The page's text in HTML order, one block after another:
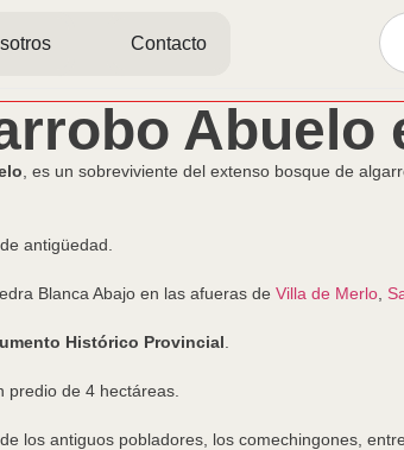
Contacto
Abuelo
, es un sobreviviente del extenso bosque de
antigüedad.
Blanca Abajo en las afueras de Villa de Merlo
Histórico Provincial
predio de 4 hectáreas.
los antiguos pobladores, los comechingones,